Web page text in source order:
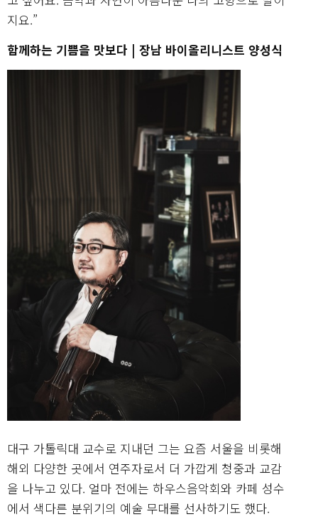
지요.”
함께하는 기쁨을 맛보다 | 장남 바이올리니스트 양성식
대구 가톨릭대 교수로 지내던 그는 요즘 서울을 비롯해
해외 다양한 곳에서 연주자로서 더 가깝게 청중과 교감
을 나누고 있다. 얼마 전에는 하우스음악회와 카페 성수
에서 색다른 분위기의 예술 무대를 선사하기도 했다.